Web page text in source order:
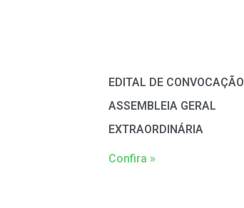
EDITAL DE CONVOCAÇÃO
ASSEMBLEIA GERAL
EXTRAORDINÁRIA
Confira »